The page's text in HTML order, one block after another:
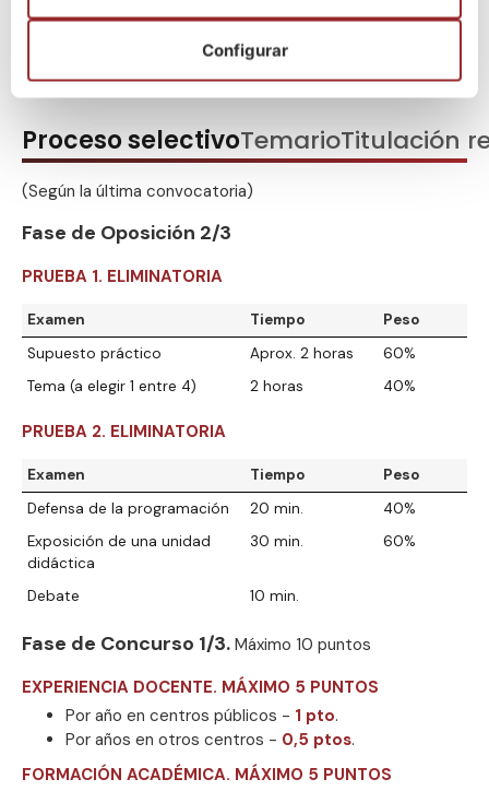
Proceso selectivoTemarioTitulación
(Según la última convocatoria)
Fase de Oposición 2/3
PRUEBA 1. ELIMINATORIA
Examen Tiempo
Peso
Supuesto práctico
Aprox. 2 horas
60%
Tema (a elegir 1 entre 4)
2 horas 40%
PRUEBA 2. ELIMINATORIA
Examen Tiempo
Peso
Defensa de la programación
20 min.
40%
Exposición de una unidad
didáctica
30 min. 60%
Debate 10 min.
Fase de Concurso 1/3. Máximo 10 puntos
EXPERIENCIA DOCENTE. MÁXIMO 5 PUNTOS
Por año en centros públicos - 1 pto.
Por años en otros centros - 0,5 ptos.
FORMACIÓN ACADÉMICA. MÁXIMO 5 PUNTOS
Configurar